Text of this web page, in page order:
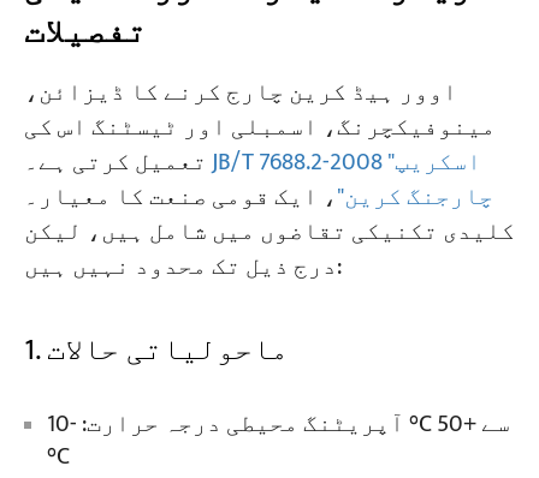
تفصیلات
اوور ہیڈ کرین چارج کرنے کا ڈیزائن،
مینوفیکچرنگ، اسمبلی اور ٹیسٹنگ اس کی
تعمیل کرتی ہے۔JB/T 7688.2-2008 "اسکریپ
چارجنگ کرین"، ایک قومی صنعت کا معیار۔
کلیدی تکنیکی تقاضوں میں شامل ہیں، لیکن
درج ذیل تک محدود نہیں ہیں:
1. ماحولیاتی حالات
آپریٹنگ محیطی درجہ حرارت: -10 °C سے +50
°C